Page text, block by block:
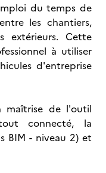
du temps de
les chantiers,
extérieurs. Cette
à utiliser
d'entreprise
maîtrise de l'outil
connecté, la
BIM - niveau 2) et